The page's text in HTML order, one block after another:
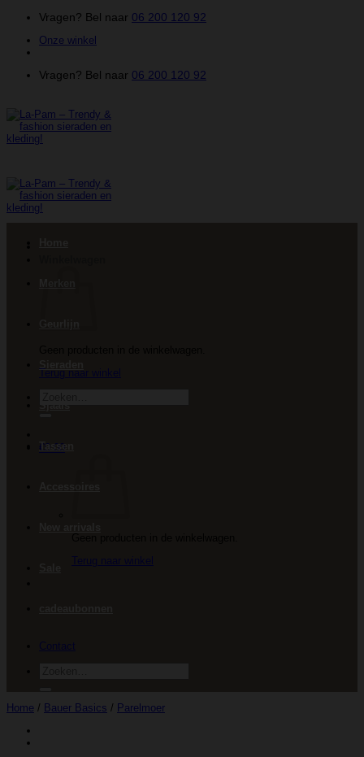
inhoud
Vragen? Bel naar 06 200 120 92
Onze winkel
Vragen? Bel naar 06 200 120 92
Terug naar winkel
€0.00
Tassen
Home / Bauer Basics / Parelmoer